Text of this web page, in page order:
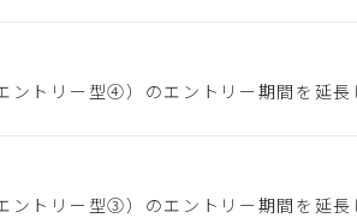
ントリー型④）のエントリー期間を延長
ントリー型③）のエントリー期間を延長